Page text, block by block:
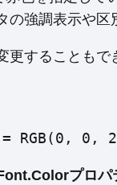
強調表示や区
更することも
RGB(0, 0,
プロパ